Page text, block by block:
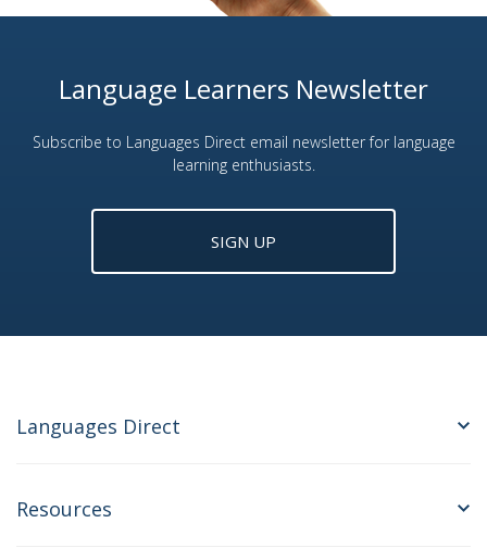
Language Learners Newsletter
Subscribe to Languages Direct email newsletter for language
learning enthusiasts.
SIGN UP
Languages Direct
Resources